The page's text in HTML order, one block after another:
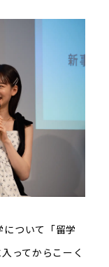
ついて「留学
ってからこーく